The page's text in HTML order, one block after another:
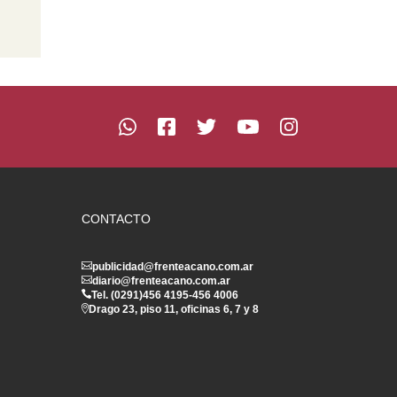
CONTACTO
publicidad@frenteacano.com.ar
diario@frenteacano.com.ar
Tel. (0291)456 4195-456 4006
Drago 23, piso 11, oficinas 6, 7 y 8